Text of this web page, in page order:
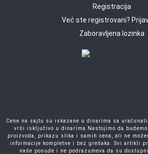
Registracija
Već ste registrovani?
Zaboravljena lozinka
Cene na sajtu su iskazane u dinarima sa
vrši isključivo u dinarima.Nastojimo da
proizvoda, prikazu slika i samih cena, ali ne
informacije kompletne i bez grešaka. Svi artikli
naše ponude i ne podrazumeva da su